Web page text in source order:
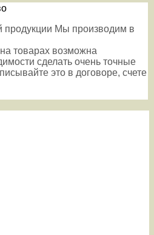
продукции Мы производим в
товарах возможна
сделать очень точные
это в договоре, счете